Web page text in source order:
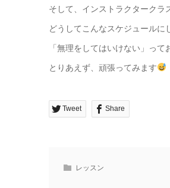
そして、インストラクタークラ
どうしてこんなスケジュールに
「無理をしてはいけない」って
とりあえず、頑張ってみます
Tweet Share
レッスン